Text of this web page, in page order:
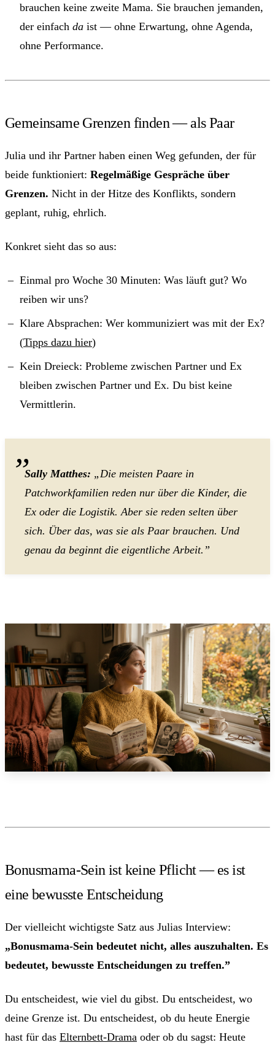
brauchen keine zweite Mama. Sie brauchen jemanden,
der einfach da ist — ohne Erwartung, ohne Agenda,
ohne Performance.
Gemeinsame Grenzen finden — als Paar
Julia und ihr Partner haben einen Weg gefunden, der für
beide funktioniert: Regelmäßige Gespräche über
Grenzen. Nicht in der Hitze des Konflikts, sondern
geplant, ruhig, ehrlich.
Konkret sieht das so aus:
Einmal pro Woche 30 Minuten: Was läuft gut? Wo
reiben wir uns?
Klare Absprachen: Wer kommuniziert was mit der Ex?
(Tipps dazu hier)
Kein Dreieck: Probleme zwischen Partner und Ex
bleiben zwischen Partner und Ex. Du bist keine
Vermittlerin.
Sally Matthes: „Die meisten Paare in
Patchworkfamilien reden nur über die Kinder, die
Ex oder die Logistik. Aber sie reden selten über
sich. Über das, was sie als Paar brauchen. Und
genau da beginnt die eigentliche Arbeit.”
Bonusmama-Sein ist keine Pflicht — es ist
eine bewusste Entscheidung
Der vielleicht wichtigste Satz aus Julias Interview:
„Bonusmama-Sein bedeutet nicht, alles auszuhalten. Es
bedeutet, bewusste Entscheidungen zu treffen.”
Du entscheidest, wie viel du gibst. Du entscheidest, wo
deine Grenze ist. Du entscheidest, ob du heute Energie
hast für das Elternbett-Drama oder ob du sagst: Heute